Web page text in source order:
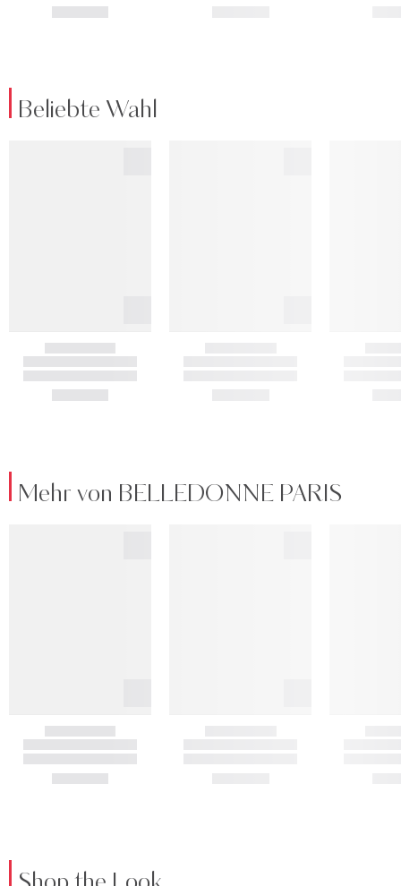
Beliebte Wahl
Mehr von BELLEDONNE PARIS